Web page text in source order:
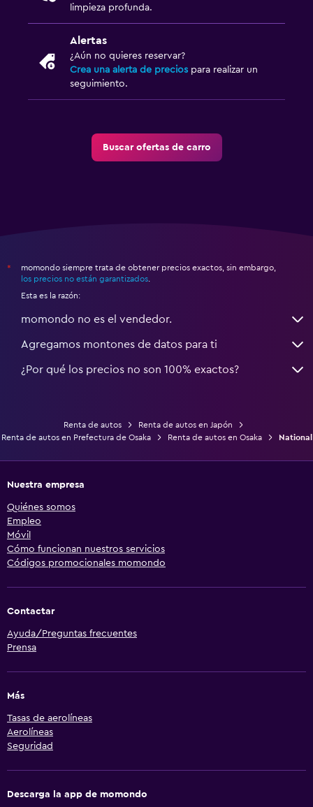
limpieza profunda.
Alertas
¿Aún no quieres reservar?
Crea una alerta de precios para realizar un
seguimiento.
Buscar ofertas de carro
*
momondo siempre trata de obtener precios exactos, sin embargo,
los precios no están garantizados.
Esta es la razón:
momondo no es el vendedor.
Agregamos montones de datos para ti
¿Por qué los precios no son 100% exactos?
Renta de autos
Renta de autos en Japón
Renta de autos en Prefectura de Osaka
Renta de autos en Osaka National
Nuestra empresa
Quiénes somos
Empleo
Móvil
Cómo funcionan nuestros servicios
Códigos promocionales momondo
Contactar
Ayuda/Preguntas frecuentes
Prensa
Más
Tasas de aerolíneas
Aerolíneas
Seguridad
Descarga la app de momondo